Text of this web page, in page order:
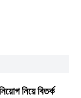
নিয়ে বিতর্ক